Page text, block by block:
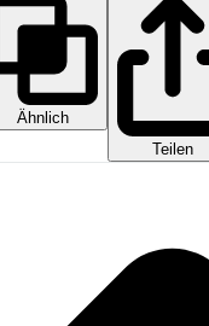
Ähnlich
Teilen